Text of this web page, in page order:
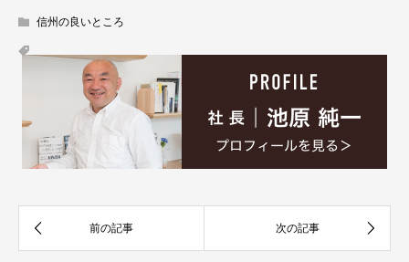
ネットで席を確保する
電話で席を確保する
フリーダイヤル0120－71－2415 ご住所・お名前・電話番号をお伝え
信州の良いところ